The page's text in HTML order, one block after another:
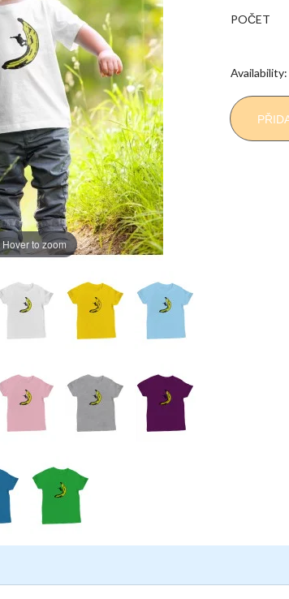
Hover to zoom
POČET
Availability: